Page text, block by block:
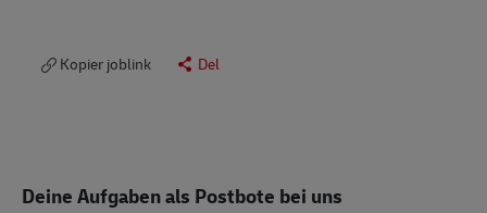
Kopier joblink Del
Deine Aufgaben als Postbote bei uns